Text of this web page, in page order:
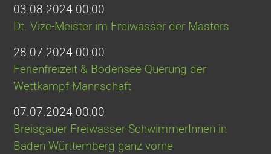
03.08.2024 00:00
Dt. Vize-Meister im Freiwasser der Masters
28.07.2024 00:00
Ferienfreizeit & Bodensee-Querung der
Wettkampf-Mannschaft
07.07.2024 00:00
Breisgauer Freiwasser-SchwimmerInnen in
Baden-Württemberg ganz vorne